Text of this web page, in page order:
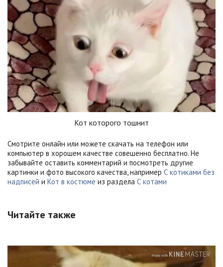
Кот которого тошнит
Смотрите онлайн или можете скачать на телефон или
компьютер в хорошем качестве совешенно бесплатно. Не
забывайте оставить комментарий и посмотреть другие
картинки и фото высокого качества, например С котиками без
надписей и Кот в костюме из раздела С котами
Читайте также